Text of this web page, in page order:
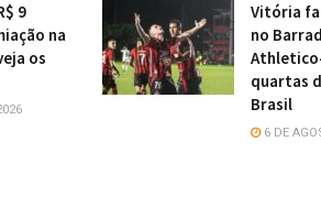
9
na
os
Vitória
no
quartas
Brasil
6 DE